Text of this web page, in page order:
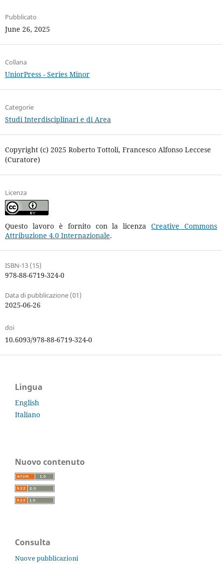
Pubblicato
June 26, 2025
Collana
UniorPress - Series Minor
Categorie
Studi Interdisciplinari e di Area
Copyright (c) 2025 Roberto Tottoli, Francesco Alfonso Leccese
(Curatore)
Licenza
Questo lavoro è fornito con la licenzaCreative Commons
Attribuzione 4.0 Internazionale.
ISBN-13 (15)
978-88-6719-324-0
Data di pubblicazione (01)
2025-06-26
doi
10.6093/978-88-6719-324-0
Lingua
English
Italiano
Nuovo contenuto
Consulta
Nuove pubblicazioni